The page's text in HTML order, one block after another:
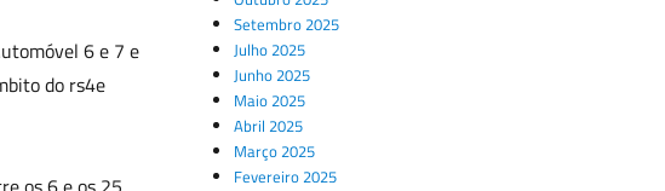
6 e 7 e
do rs4e
Setembro 2025
Julho 2025
Junho 2025
Maio 2025
Abril 2025
Março 2025
Fevereiro 2025